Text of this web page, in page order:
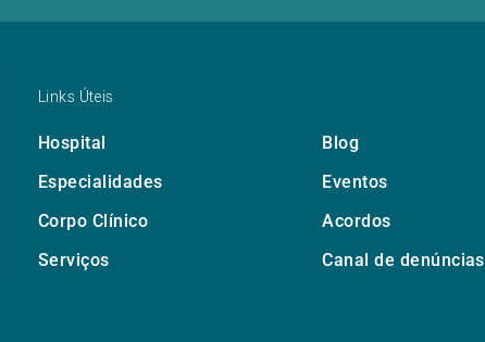
Links Úteis
Hospital Blog
Especialidades
Eventos
Corpo Clínico
Acordos
Serviços
Canal de denúncias